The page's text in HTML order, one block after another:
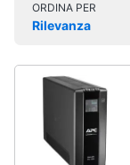
home
musica
ORDINA PER
Rilevanza